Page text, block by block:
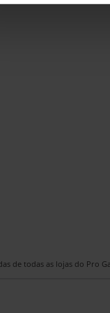
de todas as lojas do Pro